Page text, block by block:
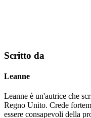
Scritto da
Leanne
Leanne è un'autrice che
Regno Unito. Crede
essere consapevoli della